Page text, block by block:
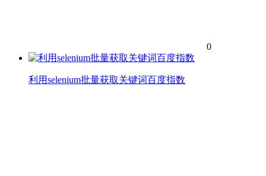
0
利用selenium批量获取关键词百度指数